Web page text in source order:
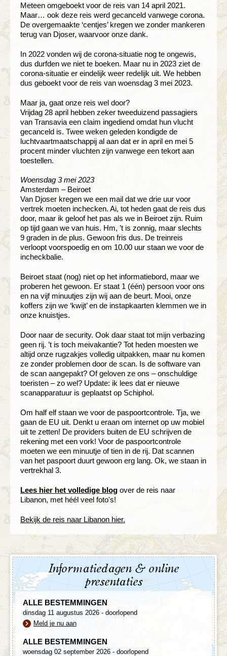
Meteen omgeboekt voor de reis van 14 april 2021.
Maar… ook deze reis werd gecanceld vanwege corona.
De overgemaakte ‘centjes’ kregen we zonder mankeren
terug van Djoser, waarvoor onze dank.
In 2022 vonden wij de corona-situatie nog te ongewis,
dus durfden we niet te boeken. Maar nu in 2023 ziet de
corona-situatie er eindelijk weer redelijk uit. We hebben
dus geboekt voor de reis van woensdag 3 mei 2023.
Maar ja, gaat onze reis wel door?
Vrijdag 28 april hebben zeker tweeduizend passagiers
van Transavia een claim ingediend omdat hun vlucht
gecanceld is. Twee weken geleden kondigde de
luchtvaartmaatschappij al aan dat er in april en mei 5
procent minder vluchten zijn vanwege een tekort aan
toestellen.
Woensdag 3 mei 2023
Amsterdam – Beiroet
Van Djoser kregen we een mail dat we drie uur voor
vertrek moeten inchecken. Ai, tot heden gaat de reis dus
door, maar ik geloof het pas als we in Beiroet zijn. Ruim
op tijd gaan we van huis. Hm, ’t is zonnig, maar slechts
9 graden in de plus. Gewoon fris dus. De treinreis
verloopt voorspoedig en om 10.00 uur staan we voor de
incheckbalie.
Beiroet staat (nog) niet op het informatiebord, maar we
proberen het gewoon. Er staat 1 (één) persoon voor ons
en na vijf minuutjes zijn wij aan de beurt. Mooi, onze
koffers zijn we ‘kwijt’ en de instapkaarten klemmen we in
onze knuistjes.
Door naar de security. Ook daar staat tot mijn verbazing
geen rij. ’t is toch meivakantie? Tot heden moesten we
altijd onze rugzakjes volledig uitpakken, maar nu komen
ze zonder problemen door de scan. Is de software van
de scan aangepakt? Of geloven ze ons – onschuldige
toeristen – zo wel? Update: ik lees dat er nieuwe
scanapparatuur is geplaatst op Schiphol.
Om half elf staan we voor de paspoortcontrole. Tja, we
gaan de EU uit. Denkt u eraan om internet op uw mobiel
uit te zetten! De providers buiten de EU schrijven de
rekening met een vork! Voor de paspoortcontrole
moeten we een minuutje of tien in de rij. Dat scannen
van het paspoort duurt gewoon erg lang. Ok, we staan in
vertrekhal 3.
Lees hier het volledige blog over de reis naar
Libanon, met héél veel foto's!
Bekijk de reis naar Libanon hier.
Informatiedagen & online
presentaties
ALLE BESTEMMINGEN
dinsdag 11 augustus 2026 - doorlopend
Meld je nu aan
ALLE BESTEMMINGEN
woensdag 02 september 2026 - doorlopend